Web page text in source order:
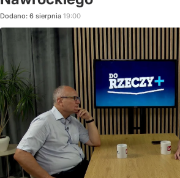
Dodano: 6 sierpnia 19:00